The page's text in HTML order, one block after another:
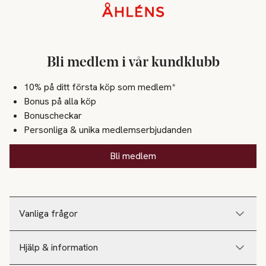
Vanliga frågor
Hjälp & information
Bli medlem i vår kundklubb
10% på ditt första köp som medlem*
Bonus på alla köp
Bonuscheckar
Personliga & unika medlemserbjudanden
Bli medlem